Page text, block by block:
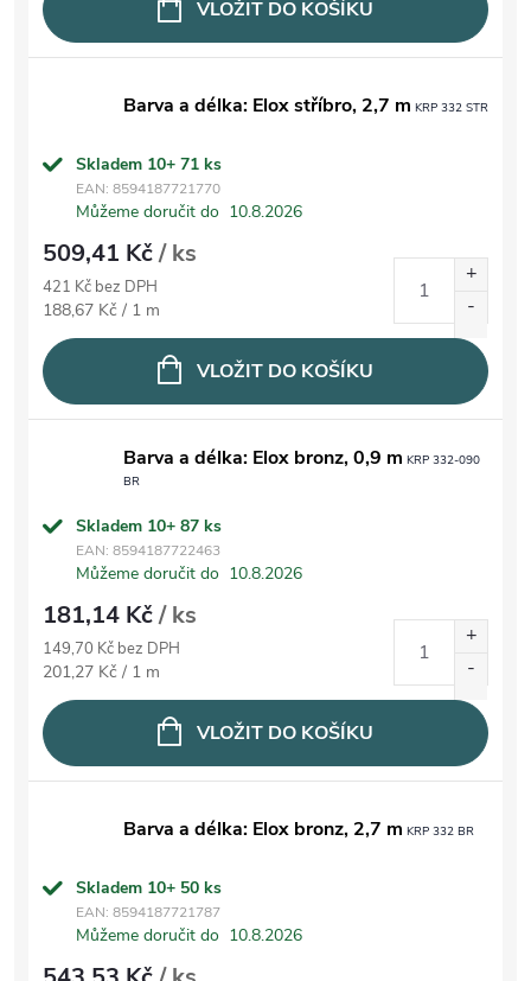
VLOŽIT DO KOŠÍKU
Barva a délka: Elox stříbro, 2,7 m KRP 332 STR
Skladem 10+ 71 ks
EAN: 8594187721770
Můžeme doručit do 10.8.2026
509,41 Kč/ ks
421 Kč bez DPH
Měrná cena:
188,67 Kč / 1 m
VLOŽIT DO KOŠÍKU
Barva a délka: Elox bronz, 0,9 m KRP 332-090
BR
Skladem 10+ 87 ks
EAN: 8594187722463
Můžeme doručit do 10.8.2026
181,14 Kč/ ks
149,70 Kč bez DPH
Měrná cena:
201,27 Kč / 1 m
VLOŽIT DO KOŠÍKU
Barva a délka: Elox bronz, 2,7 m KRP 332 BR
Skladem 10+ 50 ks
EAN: 8594187721787
Můžeme doručit do 10.8.2026